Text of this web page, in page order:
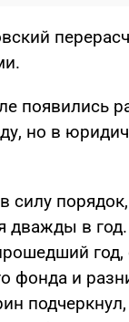
появились
но в
силу
дважды в
год,
фонда и